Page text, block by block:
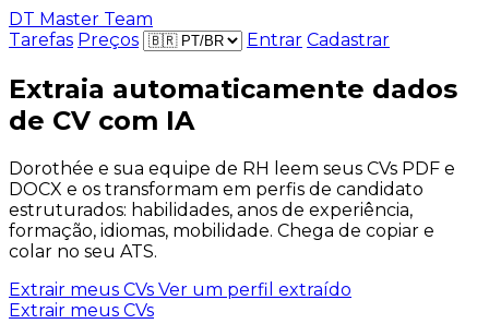
DT Master Team
Tarefas Preços Entrar Cadastrar
Extraia automaticamente dados
de CV com IA
Dorothée e sua equipe de RH leem seus CVs PDF e
DOCX e os transformam em perfis de candidato
estruturados: habilidades, anos de experiência,
formação, idiomas, mobilidade. Chega de copiar e
colar no seu ATS.
Extrair meus CVs Ver um perfil extraído
Extrair meus CVs